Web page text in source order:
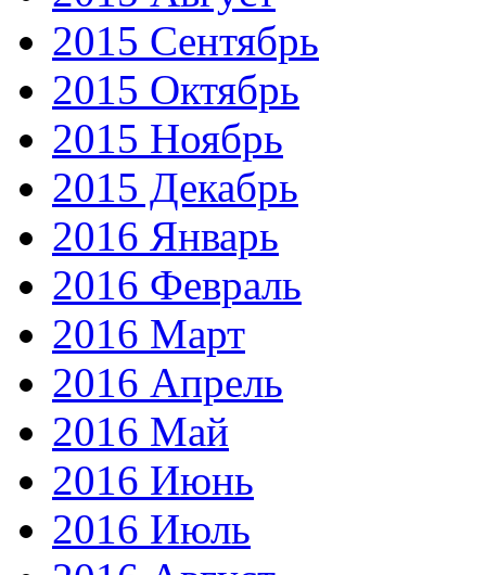
2015 Сентябрь
2015 Октябрь
2015 Ноябрь
2015 Декабрь
2016 Январь
2016 Февраль
2016 Март
2016 Апрель
2016 Май
2016 Июнь
2016 Июль